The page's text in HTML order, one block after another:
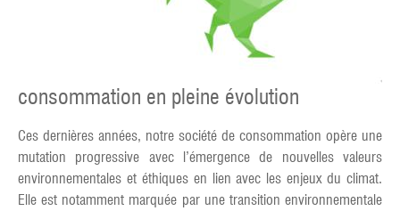
consommation en pleine évolution
Ces dernières années, notre société de consommation opère une
mutation progressive avec l’émergence de nouvelles valeurs
environnementales et éthiques en lien avec les enjeux du climat.
Elle est notamment marquée par une transition environnementale